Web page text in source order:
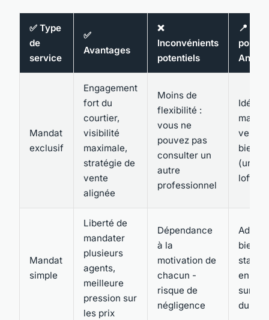
✅ Type
de
service
✅
Avantages
❌
Inconvénients
potentiels
📍
pour
Angus
Mandat
exclusif
Engagement
fort du
courtier,
visibilité
maximale,
stratégie de
vente
alignée
Moins de
flexibilité :
vous ne
pouvez pas
consulter un
autre
professionnel
Idéal
vente
bien
(unité
loft
Mandat
simple
Liberté de
mandater
plusieurs
agents,
meilleure
pression sur
les prix
Dépendance
à la
motivation de
chacun -
risque de
négligence
biens
en
du